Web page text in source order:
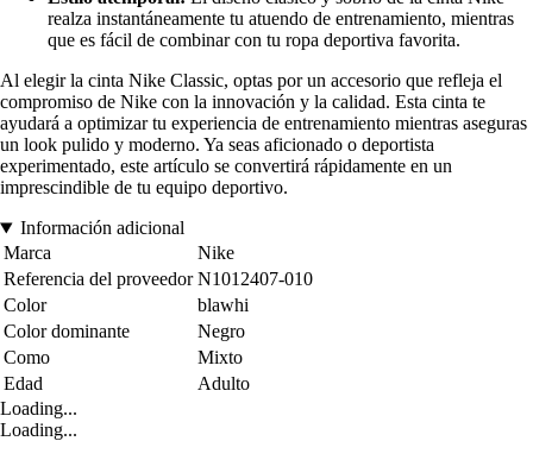
realza instantáneamente tu atuendo de entrenamiento, mientras
que es fácil de combinar con tu ropa deportiva favorita.
Al elegir la cinta Nike Classic, optas por un accesorio que refleja el
compromiso de Nike con la innovación y la calidad. Esta cinta te
ayudará a optimizar tu experiencia de entrenamiento mientras aseguras
un look pulido y moderno. Ya seas aficionado o deportista
experimentado, este artículo se convertirá rápidamente en un
imprescindible de tu equipo deportivo.
Información adicional
Marca
Nike
Referencia del proveedor N1012407-010
Color
blawhi
Color dominante
Negro
Como
Mixto
Edad
Adulto
Loading...
Loading...